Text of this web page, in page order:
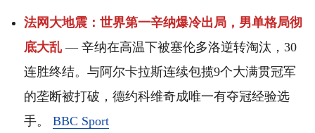
法网大地震：世界第一辛纳爆冷出局，男单格局彻
底大乱— 辛纳在高温下被塞伦多洛逆转淘汰，30
连胜终结。与阿尔卡拉斯连续包揽9个大满贯冠军
的垄断被打破，德约科维奇成唯一有夺冠经验选
手。 BBC Sport